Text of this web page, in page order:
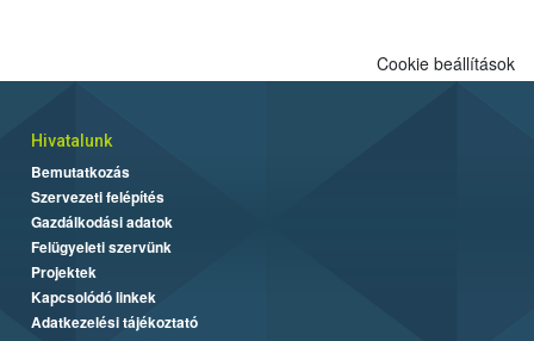
Cookie beállítások
Hivatalunk
Bemutatkozás
Szervezeti felépítés
Gazdálkodási adatok
Felügyeleti szervünk
Projektek
Kapcsolódó linkek
Adatkezelési tájékoztató